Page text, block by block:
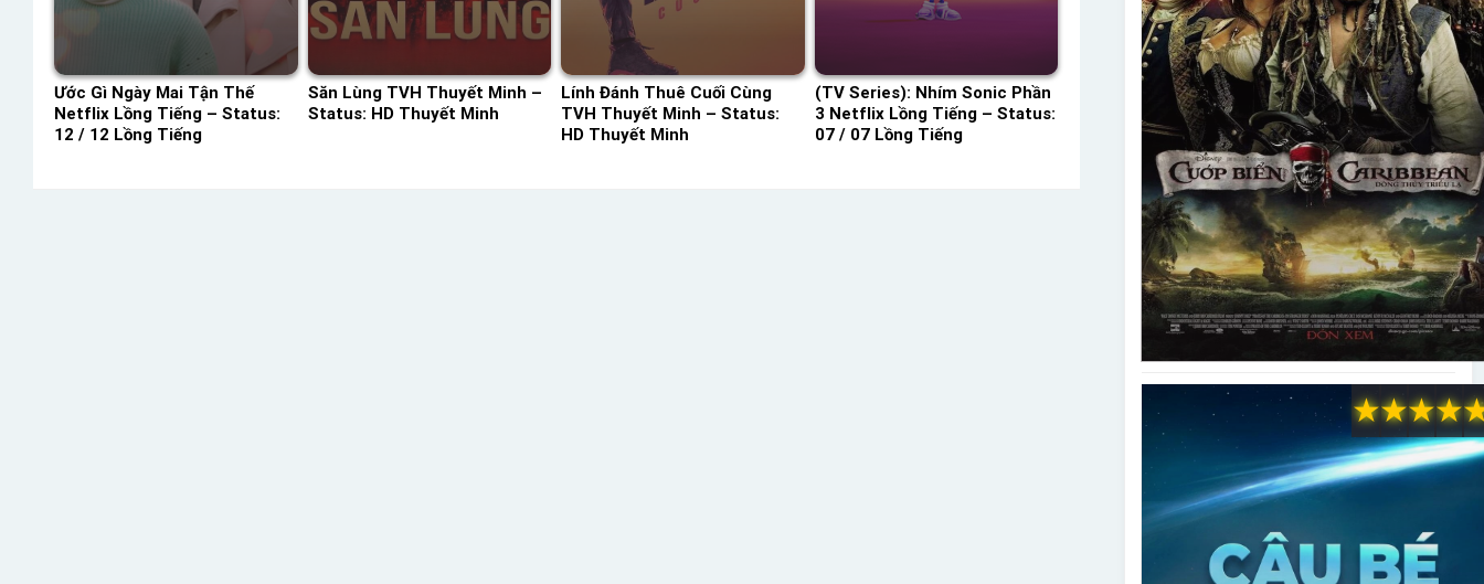
Ước Gì Ngày Mai Tận Thế
Netflix Lồng Tiếng – Status:
12 / 12 Lồng Tiếng
Săn Lùng TVH Thuyết Minh –
Status: HD Thuyết Minh
Lính Đánh Thuê Cuối Cùng
TVH Thuyết Minh – Status:
HD Thuyết Minh
(TV Series): Nhím Sonic Phần
3 Netflix Lồng Tiếng – Status:
07 / 07 Lồng Tiếng
★
★
★
★